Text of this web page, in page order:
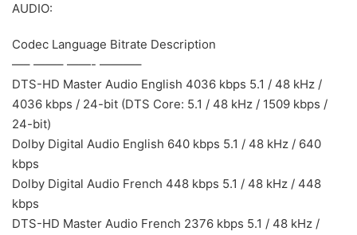
AUDIO:
Codec Language Bitrate Description
—– ——– ——- ———–
DTS-HD Master Audio English 4036 kbps 5.1 / 48 kHz /
4036 kbps / 24-bit (DTS Core: 5.1 / 48 kHz / 1509 kbps /
24-bit)
Dolby Digital Audio English 640 kbps 5.1 / 48 kHz / 640
kbps
Dolby Digital Audio French 448 kbps 5.1 / 48 kHz / 448
kbps
DTS-HD Master Audio French 2376 kbps 5.1 / 48 kHz /